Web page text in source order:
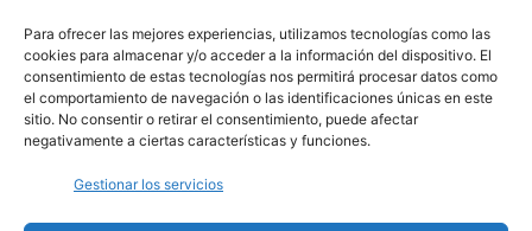
Para ofrecer las mejores experiencias, utilizamos tecnologías como las
cookies para almacenar y/o acceder a la información del dispositivo. El
consentimiento de estas tecnologías nos permitirá procesar datos como
el comportamiento de navegación o las identificaciones únicas en este
sitio. No consentir o retirar el consentimiento, puede afectar
negativamente a ciertas características y funciones.
Gestionar los servicios
Tel.:915 343 198
contacto@pagodagarden.es
Dirección
Castellana 131
Horario